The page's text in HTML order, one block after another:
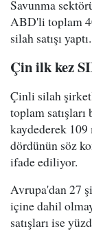
Savunma
ABD'li toplam
silah satışı yaptı.
Çin ilk kez
Çinli silah
toplam
kaydederek
dördünün söz
ifade ediliyor.
Avrupa'dan 27
içine dahil
satışları ise